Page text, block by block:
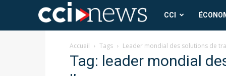
CCI
News
CCI
Accueil Tags Leader mondial des solutions de
Tag: leader mondial